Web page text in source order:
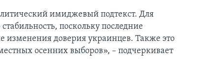
имиджевый подтекст. Для
поскольку последние
изменения доверия украинцев. Также это
осенних выборов», – подчеркивает